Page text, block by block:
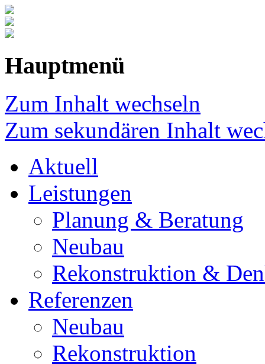
Hauptmenü
Zum Inhalt wechseln
Zum sekundären Inhalt
Aktuell
Leistungen
Planung & Beratung
Neubau
Rekonstruktion &
Referenzen
Neubau
Rekonstruktion